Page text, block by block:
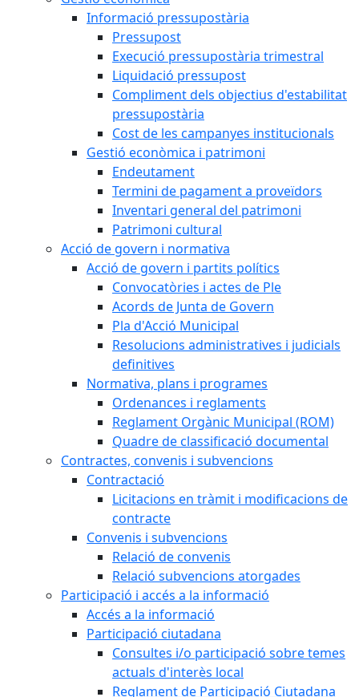
Informació pressupostària
Pressupost
Execució pressupostària trimestral
Liquidació pressupost
Compliment dels objectius d'estabilitat
pressupostària
Cost de les campanyes institucionals
Gestió econòmica i patrimoni
Endeutament
Termini de pagament a proveïdors
Inventari general del patrimoni
Patrimoni cultural
Acció de govern i normativa
Acció de govern i partits polítics
Convocatòries i actes de Ple
Acords de Junta de Govern
Pla d'Acció Municipal
Resolucions administratives i judicials
definitives
Normativa, plans i programes
Ordenances i reglaments
Reglament Orgànic Municipal (ROM)
Quadre de classificació documental
Contractes, convenis i subvencions
Contractació
Licitacions en tràmit i modificacions de
contracte
Convenis i subvencions
Relació de convenis
Relació subvencions atorgades
Participació i accés a la informació
Accés a la informació
Participació ciutadana
Consultes i/o participació sobre temes
actuals d'interès local
Reglament de Participació Ciutadana